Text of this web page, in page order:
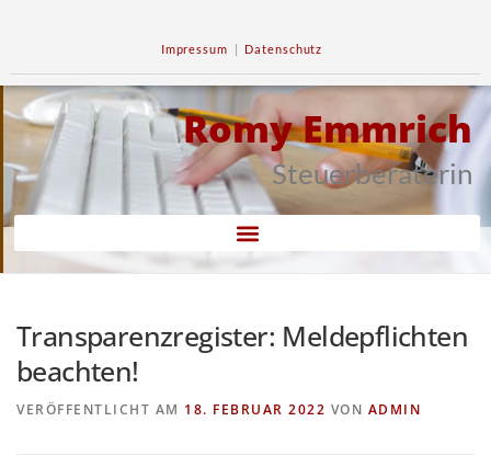
Impressum | Datenschutz
Romy Emmrich
Steuerberaterin
Transparenzregister: Meldepflichten
beachten!
VERÖFFENTLICHT AM 18. FEBRUAR 2022 VON ADMIN